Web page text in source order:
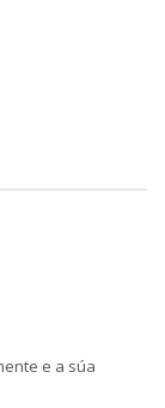
e a súa